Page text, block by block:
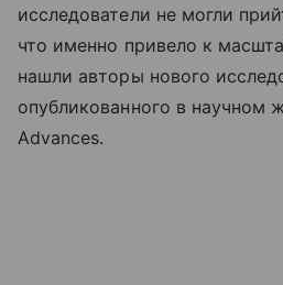
исследователи не могли
что именно привело к
нашли авторы нового
опубликованного в научном
Advances.